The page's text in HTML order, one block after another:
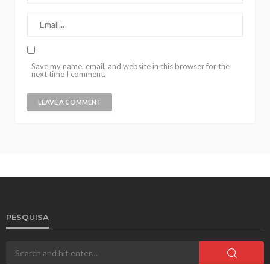
Save my name, email, and website in this browser for the
next time I comment.
PESQUISA